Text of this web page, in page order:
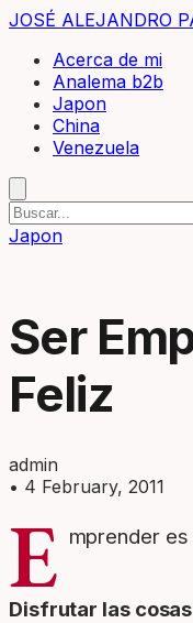
JOSÉ ALEJANDRO
Acerca de mi
Analema b2b
Japon
China
Venezuela
Japon
Ser
Feliz
admin
• 4 February, 2011
E mprender
Disfrutar las